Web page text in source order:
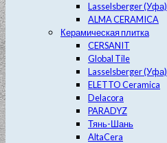
Lasselsberger (Уфа)
ALMA CERAMICA
Керамическая плитка
CERSANIT
Global Tile
Lasselsberger (Уфа)
ELETTO Ceramica
Delacora
PARADYZ
Тянь-Шань
AltaCera